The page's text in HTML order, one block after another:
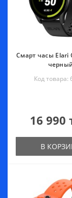
Смарт часы Elari
Код товара:
16 990
В